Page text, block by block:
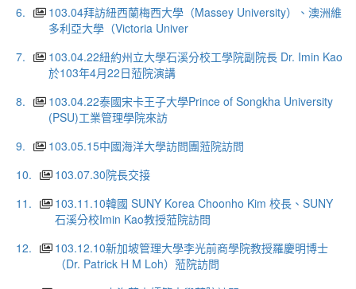
6.
103.04拜訪紐西蘭梅西大學（Massey University）、澳洲維
多利亞大學（Victoria Univer
7.
103.04.22紐約州立大學石溪分校工學院副院長 Dr. Imin Kao
於103年4月22日蒞院演講
8.
103.04.22泰國宋卡王子大學Prince of Songkha University
(PSU)工業管理學院來訪
9.
103.05.15中國海洋大學訪問團蒞院訪問
10.
103.07.30院長交接
11.
103.11.10韓國 SUNY Korea Choonho Kim 校長、SUNY
石溪分校Imin Kao教授蒞院訪問
12.
103.12.10新加坡管理大學李光前商學院教授羅慶明博士
（Dr. Patrick H M Loh）蒞院訪問